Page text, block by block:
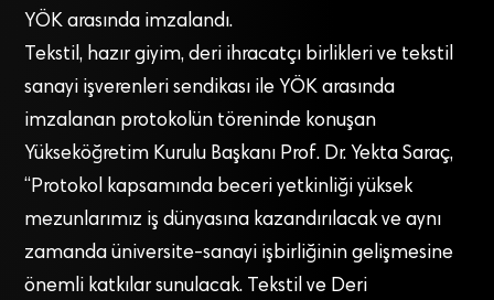
YÖK arasında imzalandı.
Tekstil, hazır giyim, deri ihracatçı birlikleri ve tekstil
sanayi işverenleri sendikası ile YÖK arasında
imzalanan protokolün töreninde konuşan
Yükseköğretim Kurulu Başkanı Prof. Dr. Yekta Saraç,
“Protokol kapsamında beceri yetkinliği yüksek
mezunlarımız iş dünyasına kazandırılacak ve aynı
zamanda üniversite-sanayi işbirliğinin gelişmesine
önemli katkılar sunulacak. Tekstil ve Deri